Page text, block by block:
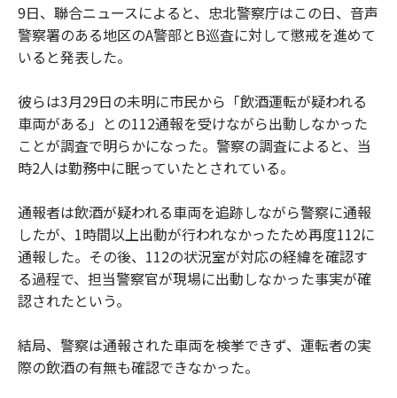
9日、聯合ニュースによると、忠北警察庁はこの日、音声
警察署のある地区のA警部とB巡査に対して懲戒を進めて
いると発表した。
彼らは3月29日の未明に市民から「飲酒運転が疑われる
車両がある」との112通報を受けながら出動しなかった
ことが調査で明らかになった。警察の調査によると、当
時2人は勤務中に眠っていたとされている。
通報者は飲酒が疑われる車両を追跡しながら警察に通報
したが、1時間以上出動が行われなかったため再度112に
通報した。その後、112の状況室が対応の経緯を確認す
る過程で、担当警察官が現場に出動しなかった事実が確
認されたという。
結局、警察は通報された車両を検挙できず、運転者の実
際の飲酒の有無も確認できなかった。